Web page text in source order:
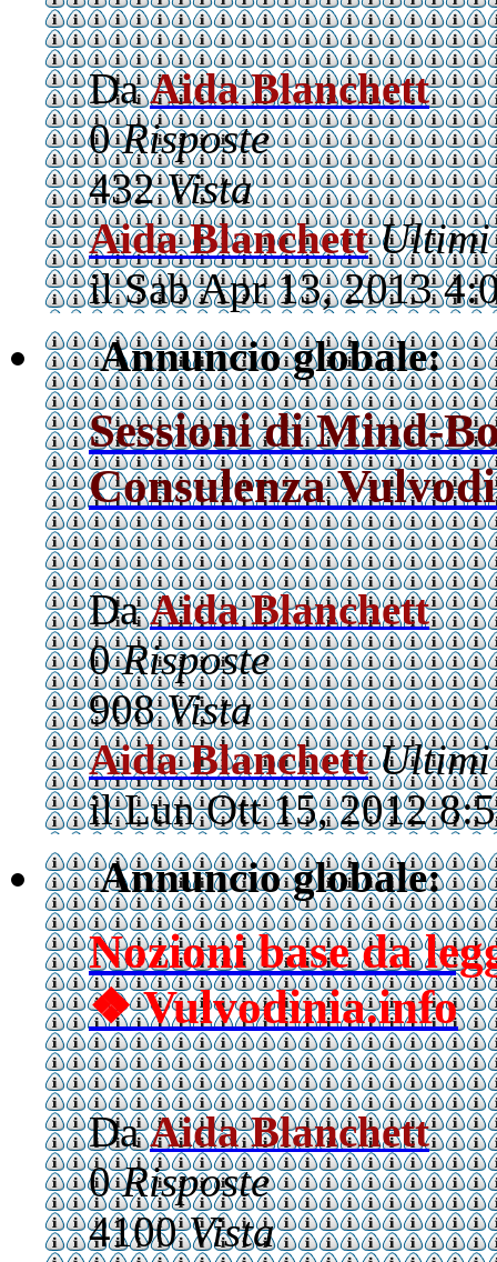
DaAida Blanchett
0Risposte
432Vista
Aida Blanchett Ultimi
il Sab Apr 13, 2013
Annuncio globale:
Sessioni di Mind-
Consulenza
DaAida Blanchett
0Risposte
908Vista
Aida Blanchett Ultimi
il Lun Ott 15, 2012
Annuncio globale:
Nozioni base da
❖ Vulvodinia.info
DaAida Blanchett
0Risposte
4100Vista